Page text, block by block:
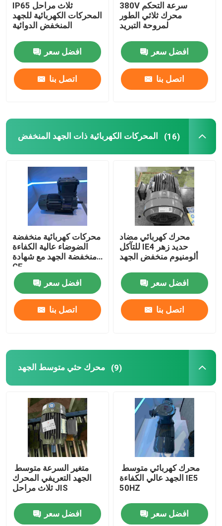
IP65 ثلاث مراحل
المحركات الكهربائية للجهد
المنخفض الدوائية
افضل سعر
اتصل بنا
380V سرعة التحكم
محرك ثلاثي الطور
لمروحة التبريد
افضل سعر
اتصل بنا
المحركات الكهربائية ذات الجهد المنخفض (16)
محركات كهربائية منخفضة
الضوضاء عالية الكفاءة
منخفضة الجهد مع شهادة
CE
افضل سعر
اتصل بنا
محرك كهربائي مضاد
للتآكل IE4 حديد زهر
ألومنيوم منخفض الجهد
افضل سعر
اتصل بنا
محرك حثي متوسط ​​الجهد (9)
متغير السرعة متوسط ​​
الجهد التعريفي المحرك
ثلاث مراحل JIS
افضل سعر
محرك كهربائي متوسط ​​
الجهد عالي الكفاءة IE5
50HZ
افضل سعر